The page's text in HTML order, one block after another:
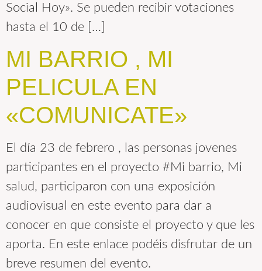
Social Hoy». Se pueden recibir votaciones
hasta el 10 de […]
MI BARRIO , MI
PELICULA EN
«COMUNICATE»
El día 23 de febrero , las personas jovenes
participantes en el proyecto #Mi barrio, Mi
salud, participaron con una exposición
audiovisual en este evento para dar a
conocer en que consiste el proyecto y que les
aporta. En este enlace podéis disfrutar de un
breve resumen del evento.